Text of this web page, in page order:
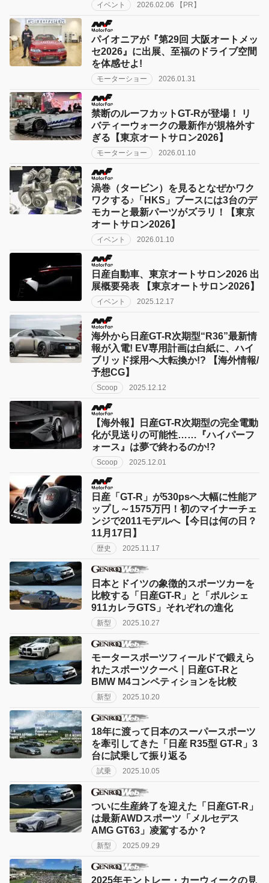
イベント 2026.02.06 【PR】
パイオニアが『第29回 大阪オートメッ
セ2026』に出展、至福のドライブ空間
を体感せよ!
モーターショー 2026.01.31
禁断のルーフカットGT-Rが登場！ リ
バティーウォークの最新作が規格外す
ぎる【東京オートサロン2026】
モーターショー 2026.01.10
渦巻（タービン）を見るとなぜかワク
ワクする♪「HKS」ブースには3台のデ
モカーと最新パーツがズラリ！【東京
オートサロン2026】
イベント 2026.01.10
日産自動車、東京オートサロン2026 出
展概要発表 【東京オートサロン2026】
イベント 2025.12.17
海外から日産GT-R次期型“R36”最新情
報が入電! EV専用計画は白紙に、ハイ
ブリッド採用へ大転換か!? 【海外情報/
予想CG】
Scoop 2025.12.12
【海外報】日産GT-R次期型の完全電動
化が見送りの可能性……『ハイパーフ
ォース』は夢で終わるのか!?
Scoop 2025.12.01
日産「GT-R」が530psへ大幅に性能ア
ップし～1575万円！初のマイナーチェ
ンジで2011モデルへ【今日は何の日？
11月17日】
歴史 2025.11.17
日本とドイツの象徴的スポーツカーを
比較する「日産GT-R」と「ポルシェ
911カレラGTS」それぞれの進化
新型 2025.10.27
モータースポーツフィールドで鍛えら
れたスポーツクーペ｜日産GT-Rと
BMW M4コンペティションを比較
新型 2025.10.20
18年に渡って日本のスーパースポーツ
を牽引してきた「日産 R35型 GT-R」3
台に試乗して振り返る
試乗 2025.10.05
ついに生産終了を迎えた「日産GT-R」
は最新AWDスポーツ「メルセデス
AMG GT63」凌駕するか？
新型 2025.09.29
2025年モントレー・カーウィークの見